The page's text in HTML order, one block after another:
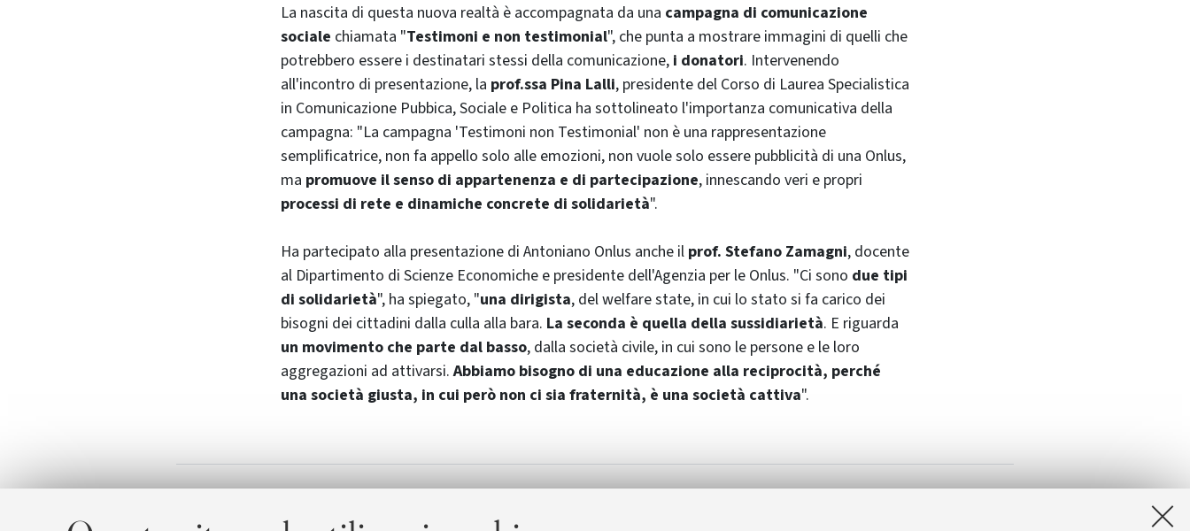
La nascita di questa nuova realtà è accompagnata da una campagna di comunicazione
sociale chiamata "Testimoni e non testimonial", che punta a mostrare immagini di quelli che
potrebbero essere i destinatari stessi della comunicazione, i donatori. Intervenendo
all'incontro di presentazione, la prof.ssa Pina Lalli, presidente del Corso di Laurea Specialistica
in Comunicazione Pubbica, Sociale e Politica ha sottolineato l'importanza comunicativa della
campagna: "La campagna 'Testimoni non Testimonial' non è una rappresentazione
semplificatrice, non fa appello solo alle emozioni, non vuole solo essere pubblicità di una Onlus,
ma promuove il senso di appartenenza e di partecipazione, innescando veri e propri
processi di rete e dinamiche concrete di solidarietà".
Ha partecipato alla presentazione di Antoniano Onlus anche il prof. Stefano Zamagni, docente
al Dipartimento di Scienze Economiche e presidente dell'Agenzia per le Onlus. "Ci sono due tipi
di solidarietà", ha spiegato, "una dirigista, delwelfare state, in cui lo stato si fa carico dei
bisogni dei cittadini dalla culla alla bara. La seconda è quella della sussidiarietà. E riguarda
un movimento che parte dal basso, dalla società civile, in cui sono le persone e le loro
aggregazioni ad attivarsi.Abbiamo bisogno di una educazione alla reciprocità, perché
una società giusta, in cui però non ci sia fraternità, è una società cattiva".
Allegati